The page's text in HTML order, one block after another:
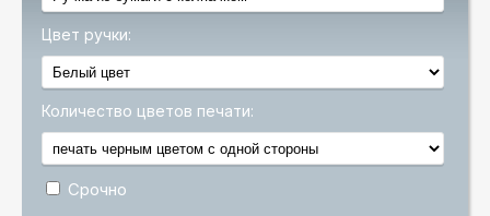
Цвет ручки:
Количество цветов печати:
Срочно